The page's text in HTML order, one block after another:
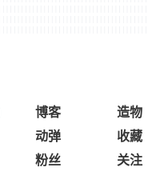
博客
造物
动弹
收藏
粉丝 关注